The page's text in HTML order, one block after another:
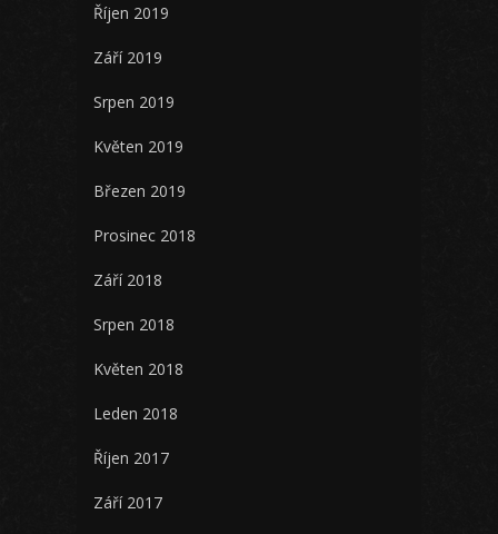
Říjen 2019
Září 2019
Srpen 2019
Květen 2019
Březen 2019
Prosinec 2018
Září 2018
Srpen 2018
Květen 2018
Leden 2018
Říjen 2017
Září 2017